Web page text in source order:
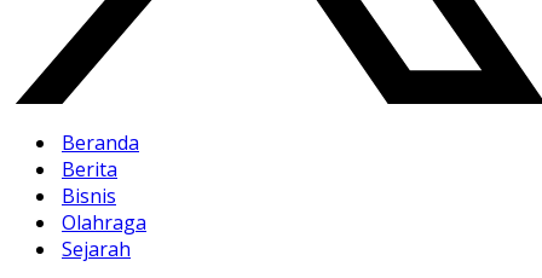
Beranda
Berita
Bisnis
Olahraga
Sejarah